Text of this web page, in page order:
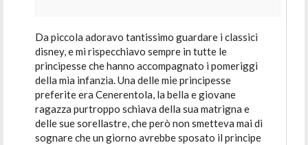
Da piccola adoravo tantissimo guardare i classici
disney, e mi rispecchiavo sempre in tutte le
principesse che hanno accompagnato i pomeriggi
della mia infanzia. Una delle mie principesse
preferite era Cenerentola, la bella e giovane
ragazza purtroppo schiava della sua matrigna e
delle sue sorellastre, che però non smetteva mai di
sognare che un giorno avrebbe sposato il principe